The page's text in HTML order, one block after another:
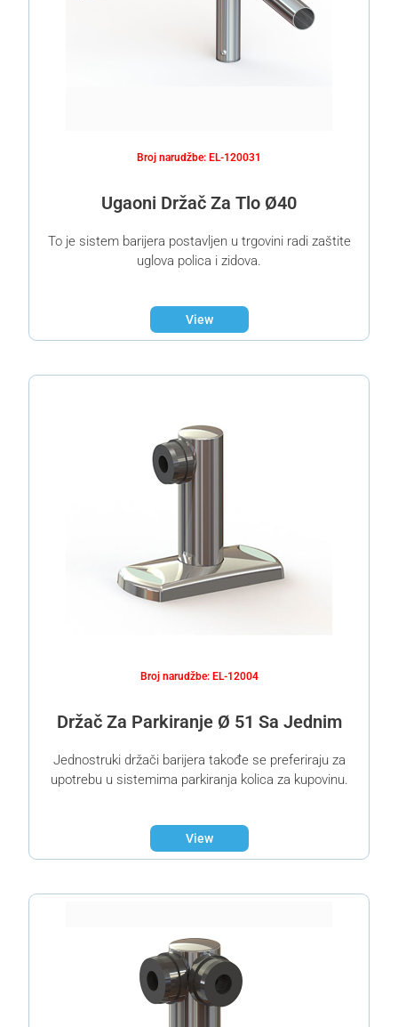
Broj narudžbe: EL-120031
Ugaoni Držač Za Tlo Ø40
To je sistem barijera postavljen u trgovini radi zaštite
uglova polica i zidova.
View
Broj narudžbe: EL-12004
Držač Za Parkiranje Ø 51 Sa Jednim
Jednostruki držači barijera takođe se preferiraju za
upotrebu u sistemima parkiranja kolica za kupovinu.
View